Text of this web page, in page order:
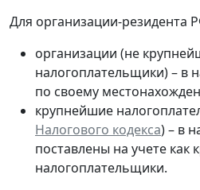
Для организации-резидента
организации (не
налогоплательщики) – в
по своему
крупнейшие
Налогового кодекса) – в
поставлены на учете как
налогоплательщики.